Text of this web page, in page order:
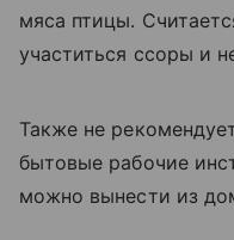
мяса птицы.
участиться ссоры и
Также не
бытовые рабочие
можно вынести из